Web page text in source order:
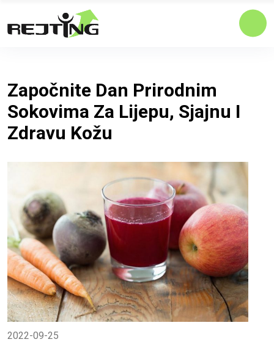
Započnite Dan Prirodnim
Sokovima Za Lijepu, Sjajnu I
Zdravu Kožu
2022-09-25